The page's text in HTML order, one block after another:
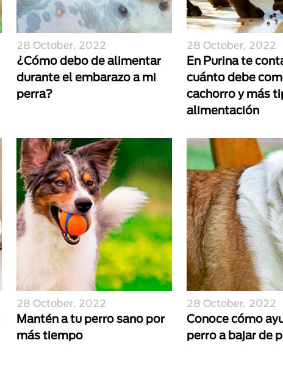
28 October, 2022
¿Cómo debo de alimentar
durante el embarazo a mi
perra?
28 October, 2022
En Purina te
cuánto debe
cachorro y más
alimentación
28 October, 2022
Mantén a tu perro sano por
más tiempo
28 October, 2022
Conoce cómo
perro a bajar de